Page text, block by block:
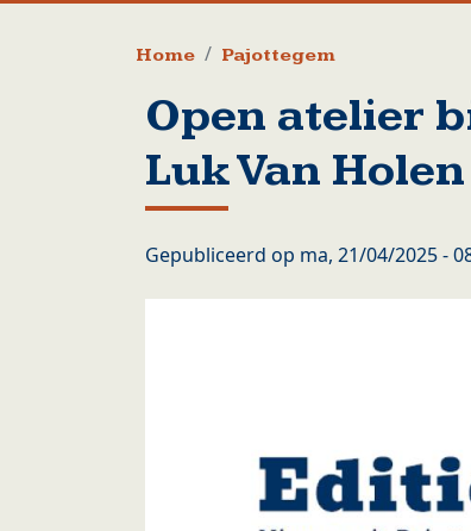
Kruimelpad
Home Pajottegem
Open atelier
Luk Van
Gepubliceerd op ma, 21/04/2025 -